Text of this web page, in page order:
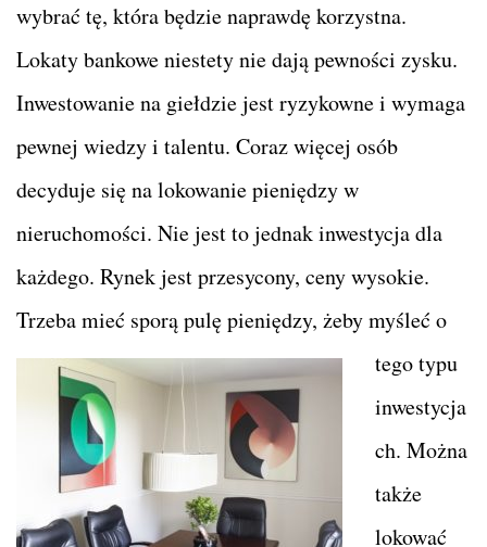
wybrać tę, która będzie naprawdę korzystna.
Lokaty bankowe niestety nie dają pewności zysku.
Inwestowanie na giełdzie jest ryzykowne i wymaga
pewnej wiedzy i talentu. Coraz więcej osób
decyduje się na lokowanie pieniędzy w
nieruchomości. Nie jest to jednak inwestycja dla
każdego. Rynek jest przesycony, ceny wysokie.
Trzeba mieć sporą pulę pieniędzy, żeby myśleć o
tego typu
inwestycja
ch. Można
także
lokować